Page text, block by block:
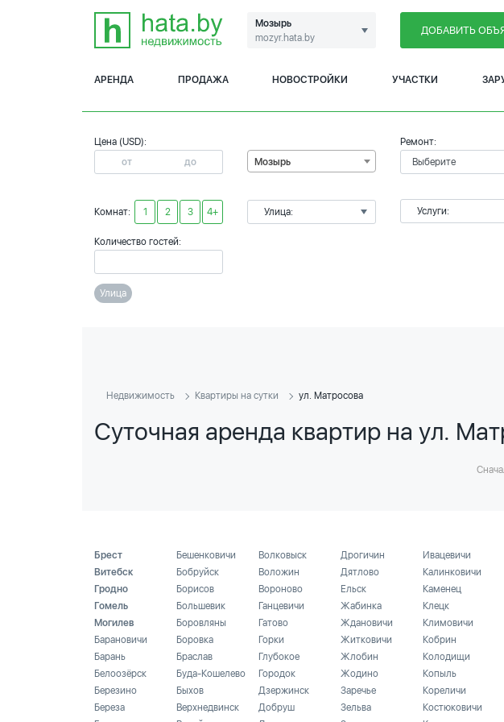
Мозырь
mozyr.hata.by
ДОБАВИТЬ
АРЕНДА ПРОДАЖА НОВОСТРОЙКИ УЧАСТКИ
Цена (USD):
Комнат: 1 2 3 4+
Количество гостей:
Мозырь
Улица:
Ремонт:
Услуги:
Улица
Недвижимость Квартиры на сутки ул. Матросова
Суточная аренда квартир на ул.
Брест
Витебск
Гродно
Гомель
Могилев
Барановичи
Барань
Белоозёрск
Березино
Береза
Бешенковичи
Бобруйск
Борисов
Большевик
Боровляны
Боровка
Браслав
Буда-Кошелево
Быхов
Верхнедвинск
Волковыск
Воложин
Вороново
Ганцевичи
Гатово
Горки
Глубокое
Городок
Дзержинск
Добруш
Дрогичин
Дятлово
Ельск
Жабинка
Ждановичи
Житковичи
Жлобин
Жодино
Заречье
Зельва
Ивацевичи
Калинковичи
Каменец
Клецк
Климовичи
Кобрин
Колодищи
Копыль
Кореличи
Костюковичи